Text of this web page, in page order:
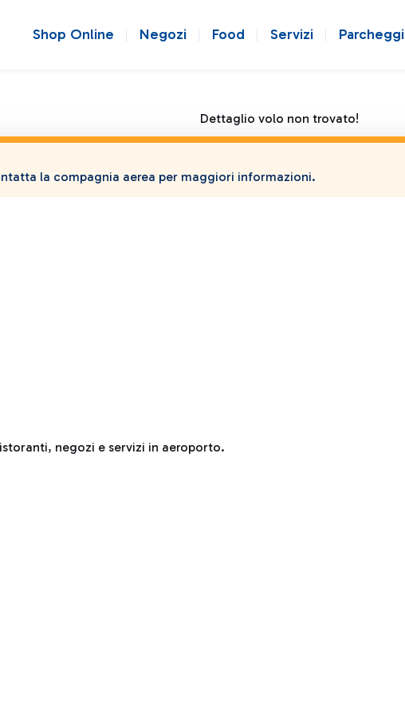
Shop Online Negozi Food Servizi Parcheggi
Dettaglio volo non trovato!
la compagnia aerea per maggiori informazioni.
negozi e servizi in aeroporto.